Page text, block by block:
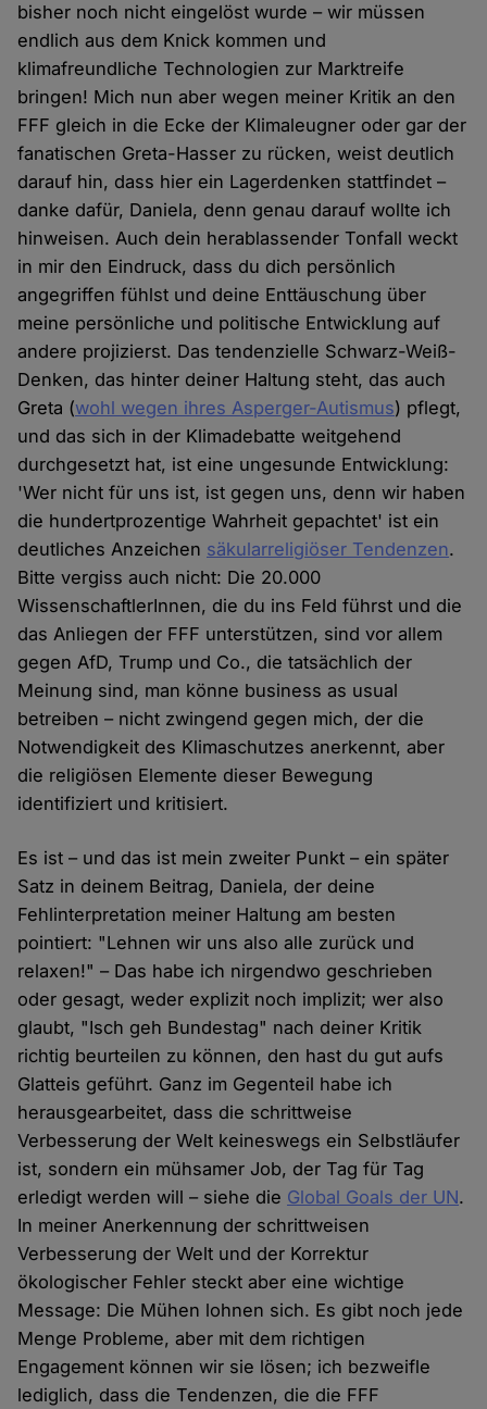
bisher noch nicht eingelöst wurde – wir müssen
endlich aus dem Knick kommen und
klimafreundliche Technologien zur Marktreife
bringen! Mich nun aber wegen meiner Kritik an den
FFF gleich in die Ecke der Klimaleugner oder gar der
fanatischen Greta-Hasser zu rücken, weist deutlich
darauf hin, dass hier ein Lagerdenken stattfindet –
danke dafür, Daniela, denn genau darauf wollte ich
hinweisen. Auch dein herablassender Tonfall weckt
in mir den Eindruck, dass du dich persönlich
angegriffen fühlst und deine Enttäuschung über
meine persönliche und politische Entwicklung auf
andere projizierst. Das tendenzielle Schwarz-Weiß-
Denken, das hinter deiner Haltung steht, das auch
Greta (wohl wegen ihres Asperger-Autismus) pflegt,
und das sich in der Klimadebatte weitgehend
durchgesetzt hat, ist eine ungesunde Entwicklung:
'Wer nicht für uns ist, ist gegen uns, denn wir haben
die hundertprozentige Wahrheit gepachtet' ist ein
deutliches Anzeichen säkularreligiöser Tendenzen.
Bitte vergiss auch nicht: Die 20.000
WissenschaftlerInnen, die du ins Feld führst und die
das Anliegen der FFF unterstützen, sind vor allem
gegen AfD, Trump und Co., die tatsächlich der
Meinung sind, man könne business as usual
betreiben – nicht zwingend gegen mich, der die
Notwendigkeit des Klimaschutzes anerkennt, aber
die religiösen Elemente dieser Bewegung
identifiziert und kritisiert.
Es ist – und das ist mein zweiter Punkt – ein später
Satz in deinem Beitrag, Daniela, der deine
Fehlinterpretation meiner Haltung am besten
pointiert: "Lehnen wir uns also alle zurück und
relaxen!" – Das habe ich nirgendwo geschrieben
oder gesagt, weder explizit noch implizit; wer also
glaubt, "Isch geh Bundestag" nach deiner Kritik
richtig beurteilen zu können, den hast du gut aufs
Glatteis geführt. Ganz im Gegenteil habe ich
herausgearbeitet, dass die schrittweise
Verbesserung der Welt keineswegs ein Selbstläufer
ist, sondern ein mühsamer Job, der Tag für Tag
erledigt werden will – siehe die Global Goals der UN.
In meiner Anerkennung der schrittweisen
Verbesserung der Welt und der Korrektur
ökologischer Fehler steckt aber eine wichtige
Message: Die Mühen lohnen sich. Es gibt noch jede
Menge Probleme, aber mit dem richtigen
Engagement können wir sie lösen; ich bezweifle
lediglich, dass die Tendenzen, die die FFF